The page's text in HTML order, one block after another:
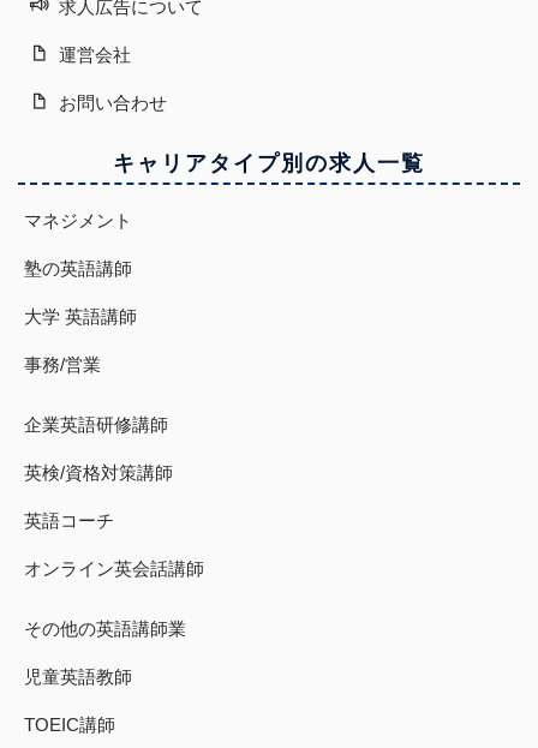
求人広告について
運営会社
お問い合わせ
キャリアタイプ別の求人一覧
マネジメント
塾の英語講師
大学 英語講師
事務/営業
企業英語研修講師
英検/資格対策講師
英語コーチ
オンライン英会話講師
その他の英語講師業
児童英語教師
TOEIC講師